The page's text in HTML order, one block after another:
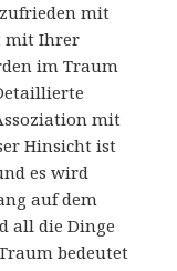
mit
mit Ihrer
im Traum
mit
Hinsicht ist
es wird
auf dem
all die Dinge
bedeutet